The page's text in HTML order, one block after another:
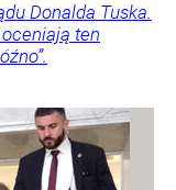
Donalda Tuska.
ten